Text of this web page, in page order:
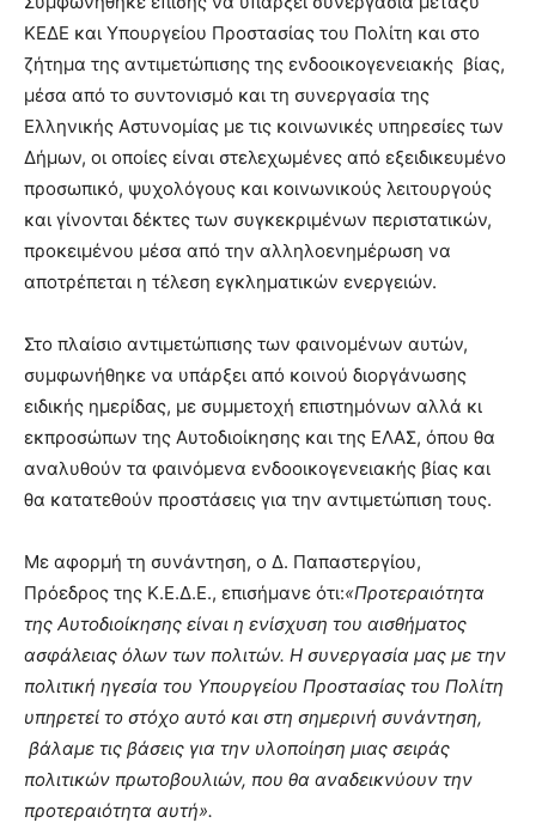
ΚΕΔΕ και Υπουργείου Προστασίας του Πολίτη και στο
ζήτημα της αντιμετώπισης της ενδοοικογενειακής βίας,
μέσα από το συντονισμό και τη συνεργασία της
Ελληνικής Αστυνομίας με τις κοινωνικές υπηρεσίες των
Δήμων, οι οποίες είναι στελεχωμένες από εξειδικευμένο
προσωπικό, ψυχολόγους και κοινωνικούς λειτουργούς
και γίνονται δέκτες των συγκεκριμένων περιστατικών,
προκειμένου μέσα από την αλληλοενημέρωση να
αποτρέπεται η τέλεση εγκληματικών ενεργειών.
Στο πλαίσιο αντιμετώπισης των φαινομένων αυτών,
συμφωνήθηκε να υπάρξει από κοινού διοργάνωσης
ειδικής ημερίδας, με συμμετοχή επιστημόνων αλλά κι
εκπροσώπων της Αυτοδιοίκησης και της ΕΛΑΣ, όπου θα
αναλυθούν τα φαινόμενα ενδοοικογενειακής βίας και
θα κατατεθούν προστάσεις για την αντιμετώπιση τους.
Με αφορμή τη συνάντηση, ο Δ. Παπαστεργίου,
Πρόεδρος της Κ.Ε.Δ.Ε., επισήμανε ότι:«Προτεραιότητα
της Αυτοδιοίκησης είναι η ενίσχυση του αισθήματος
ασφάλειας όλων των πολιτών. Η συνεργασία μας με την
πολιτική ηγεσία του Υπουργείου Προστασίας του Πολίτη
υπηρετεί το στόχο αυτό και στη σημερινή συνάντηση,
βάλαμε τις βάσεις για την υλοποίηση μιας σειράς
πολιτικών πρωτοβουλιών, που θα αναδεικνύουν την
προτεραιότητα αυτή».